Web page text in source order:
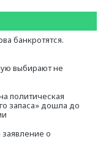
банкротятся.
выбирают не
политическая
запаса» дошла до
о